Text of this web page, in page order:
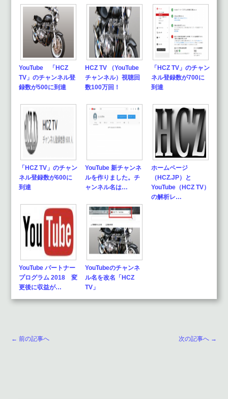
YouTube 「HCZ
TV」のチャンネル登
録数が500に到達
HCZ TV （YouTube
チャンネル）視聴回
数100万回！
「HCZ TV」のチャン
ネル登録数が700に
到達
「HCZ TV」のチャン
ネル登録数が600に
到達
YouTube 新チャンネ
ルを作りました。チ
ャンネル名は…
ホームページ
（HCZ.JP）と
YouTube（HCZ TV）
の解析レ…
YouTube パートナー
プログラム 2018 変
更後に収益が…
YouTubeのチャンネ
ル名を改名「HCZ
TV」
← 前の記事へ 次の記事へ →